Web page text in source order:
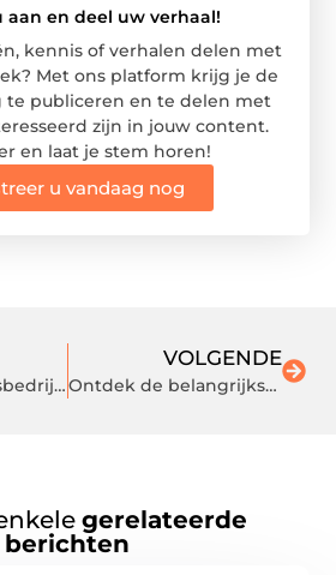
aan en deel uw verhaal!
kennis of verhalen delen met
Met ons platform krijg je de
te publiceren en te delen met
zijn in jouw content.
en laat je stem horen!
u vandaag nog
Ervaren schildersbedrijf in Almelo gezocht?
VOLGENDE
Ontdek de belangrijkste voordelen van een op maat gemaakte keuken
gerelateerde
berichten